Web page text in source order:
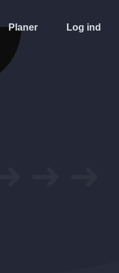
Planer Log ind